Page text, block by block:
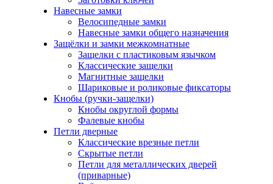
Навесные замки
Велосипедные замки
Навесные замки общего назначения
Защёлки и замки межкомнатные
Защелки с пластиковым язычком
Классические защелки
Магнитные защелки
Шариковые и роликовые фиксаторы
Кнобы (ручки-защелки)
Кнобы округлой формы
Фалевые кнобы
Петли дверные
Классические врезные петли
Скрытые петли
Петли для металлических дверей
(приварные)